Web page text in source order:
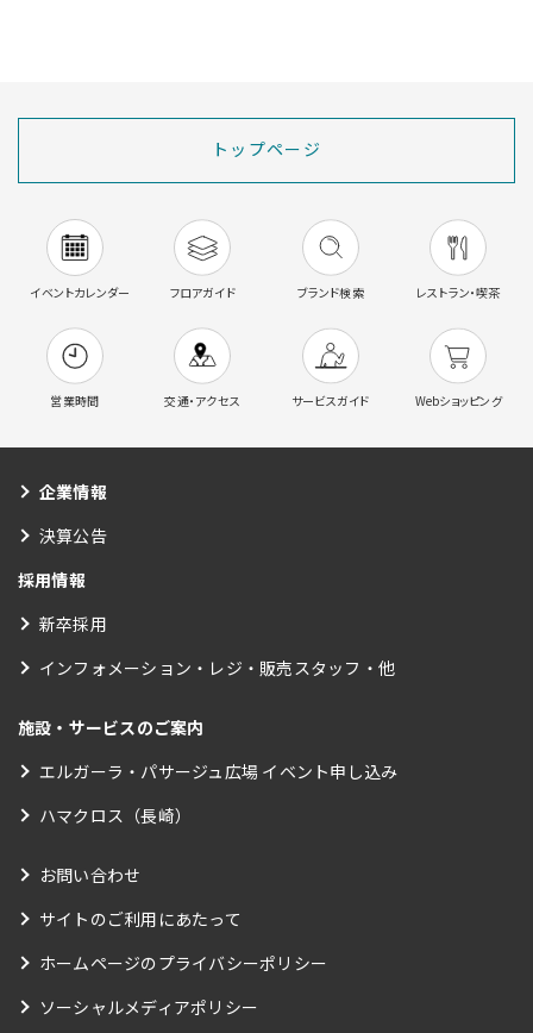
トップページ
イベントカレンダー フロアガイド ブランド検索 レストラン・喫茶
営業時間 交通・アクセス サービスガイド Webショッピング
企業情報
決算公告
採用情報
新卒採用
インフォメーション・レジ・販売スタッフ・他
施設・サービスのご案内
エルガーラ・パサージュ広場 イベント申し込み
ハマクロス（長崎）
お問い合わせ
サイトのご利用にあたって
ホームページのプライバシーポリシー
ソーシャルメディアポリシー